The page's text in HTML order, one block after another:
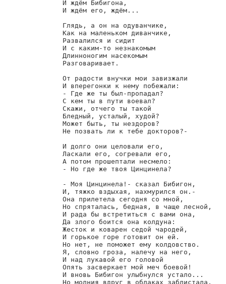
        И ждём Бибигона,
        И ждём его, ждём...
        Глядь, а он на одуванчике,
        Как на маленьком диванчике,
        Развалился и сидит
        И с каким-то незнакомым
        Длинноногим насекомым
        Разговаривает.
        От радости внучки мои завизжали
        И вперегонки к нему побежали:
        - Где же ты был-пропадал?
        С кем ты в пути воевал?
        Скажи, отчего ты такой
        Бледный, усталый, худой?
        Может быть, ты нездоров?
        Не позвать ли к тебе докторов?-
        И долго они целовали его,
        Ласкали его, согревали его,
        А потом прошептали несмело:
        - Но где же твоя Цинцинела?
        - Моя Цинцинела!- сказал Бибигон,
        И, тяжко вздыхая, нахмурился он.-
        Она прилетела сегодня со мной,
        Но спряталась, бедная, в чаще лесной,
        И рада бы встретиться с вами она,
        Да злого боится она колдуна:
        Жесток и коварен седой чародей,
        И горькое горе готовит он ей.
        Но нет, не поможет ему колдовство.
        Я, словно гроза, налечу на него,
        И над лукавой его головой
        Опять засверкает мой меч боевой!
        И вновь Бибигон улыбнулся устало...
        Но молния вдруг в облаках заблистала.